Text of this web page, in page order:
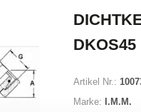
DKOS45
Artikel Nr.:
Marke: I.M.M.